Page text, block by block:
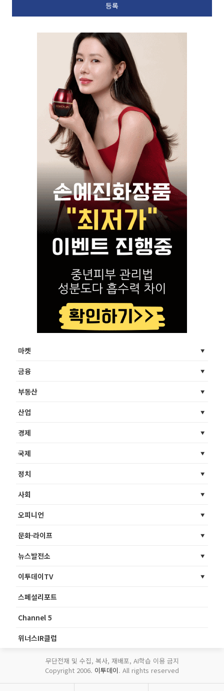
마켓
금융
부동산
산업
경제
국제
정치
사회
오피니언
문화·라이프
뉴스발전소
이투데이TV
스페셜리포트
Channel 5
위너스IR클럽
무단전재 및 수집, 복사, 재배포, AI학습 이용 금지
Copyright 2006. 이투데이. All rights reserved